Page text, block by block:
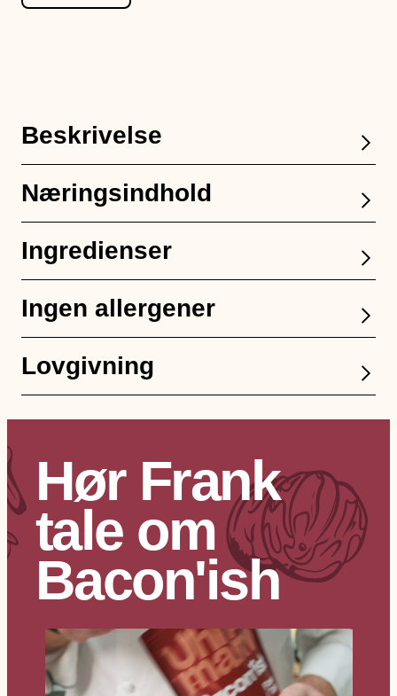
Beskrivelse
Næringsindhold
Ingredienser
Ingen allergener
Lovgivning
Hør Frank
tale om
Bacon'ish